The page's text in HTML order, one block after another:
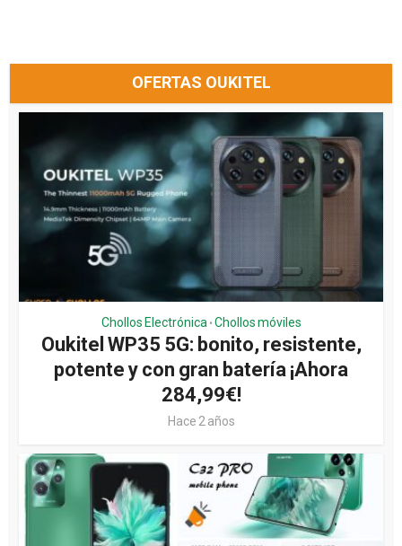
OFERTAS OUKITEL
Chollos Electrónica • Chollos móviles
Oukitel WP35 5G: bonito, resistente,
potente y con gran batería ¡Ahora
284,99€!
Hace 2 años